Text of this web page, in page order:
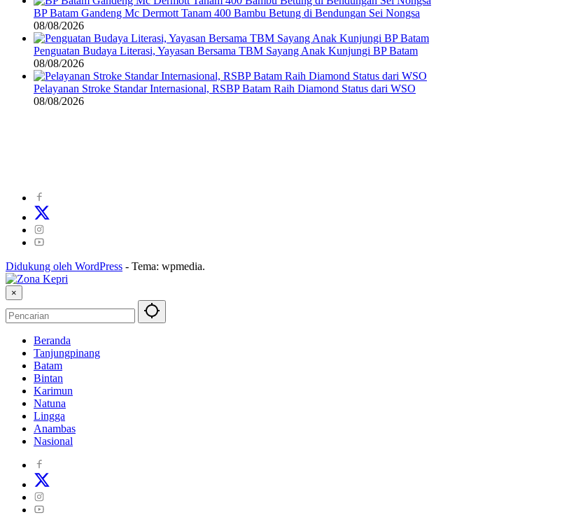
BP Batam Gandeng Mc Dermott Tanam 400 Bambu Betung di Bendungan Sei Nongsa
08/08/2026
Penguatan Budaya Literasi, Yayasan Bersama TBM Sayang Anak Kunjungi BP Batam
08/08/2026
Pelayanan Stroke Standar Internasional, RSBP Batam Raih Diamond Status dari WSO
08/08/2026
Didukung oleh WordPress - Tema: wpmedia.
×
Beranda
Tanjungpinang
Batam
Bintan
Karimun
Natuna
Lingga
Anambas
Nasional